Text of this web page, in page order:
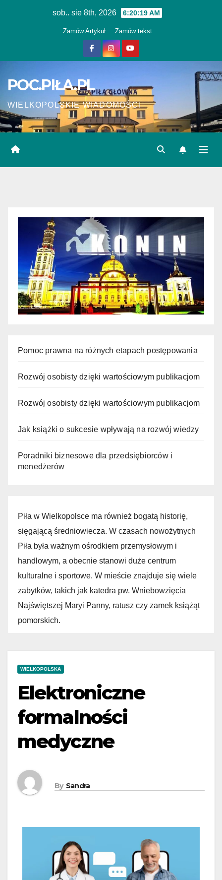
sob.. sie 8th, 2026 6:20:19 AM
Zamów Artykuł Zamów tekst
POC.PIŁA.PL
WIELKOPOLSKIE WIADOMOŚCI
Pomoc prawna na różnych etapach postępowania
Rozwój osobisty dzięki wartościowym publikacjom
Rozwój osobisty dzięki wartościowym publikacjom
Jak książki o sukcesie wpływają na rozwój wiedzy
Poradniki biznesowe dla przedsiębiorców i
menedżerów
Piła w Wielkopolsce ma również bogatą historię,
sięgającą średniowiecza. W czasach nowożytnych
Piła była ważnym ośrodkiem przemysłowym i
handlowym, a obecnie stanowi duże centrum
kulturalne i sportowe. W mieście znajduje się wiele
zabytków, takich jak katedra pw. Wniebowzięcia
Najświętszej Maryi Panny, ratusz czy zamek książąt
pomorskich.
WIELKOPOLSKA
Elektroniczne
formalności
medyczne
By Sandra